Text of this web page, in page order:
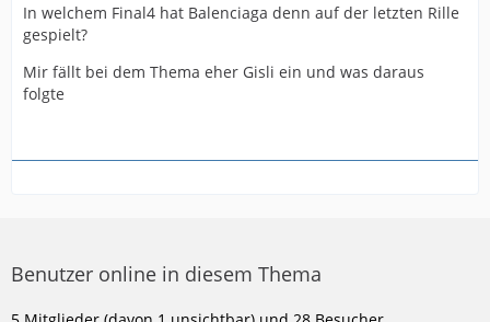
In welchem Final4 hat Balenciaga denn auf der letzten Rille
gespielt?
Mir fällt bei dem Thema eher Gisli ein und was daraus
folgte
Benutzer online in diesem Thema